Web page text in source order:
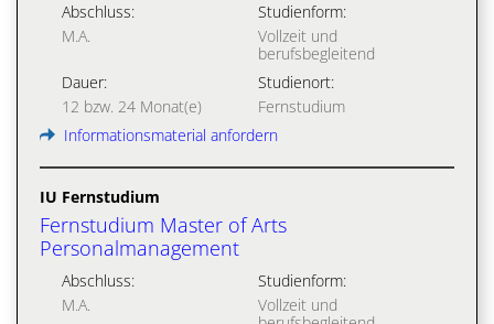
Abschluss:
M.A.
Studienform:
Vollzeit und
berufsbegleitend
Dauer:
12 bzw. 24 Monat(e)
Studienort:
Fernstudium
Informationsmaterial anfordern
IU Fernstudium
Fernstudium Master of Arts
Personalmanagement
Abschluss:
M.A.
Studienform:
Vollzeit und